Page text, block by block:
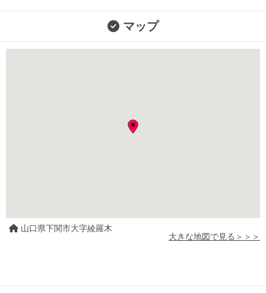
マップ
山口県下関市大字綾羅木
大きな地図で見る＞＞＞